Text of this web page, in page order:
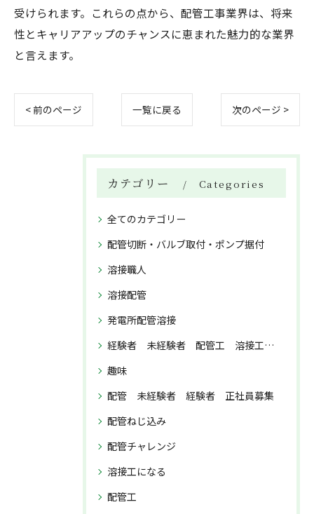
受けられます。これらの点から、配管工事業界は、将来
性とキャリアアップのチャンスに恵まれた魅力的な業界
と言えます。
< 前のページ 一覧に戻る 次のページ >
カテゴリー Categories
全てのカテゴリー
配管切断・バルブ取付・ポンプ据付
溶接職人
溶接配管
発電所配管溶接
経験者 未経験者 配管工 溶接工 正社員募集
趣味
配管 未経験者 経験者 正社員募集
配管ねじ込み
配管チャレンジ
溶接工になる
配管工